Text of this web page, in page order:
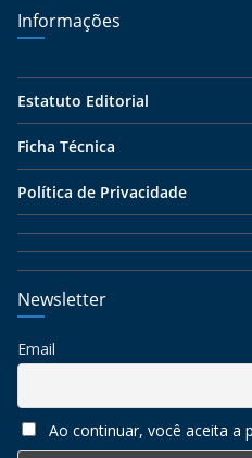
Informações
Estatuto Editorial
Ficha Técnica
Política de Privacidade
Newsletter
Email
Ao continuar, você aceita a